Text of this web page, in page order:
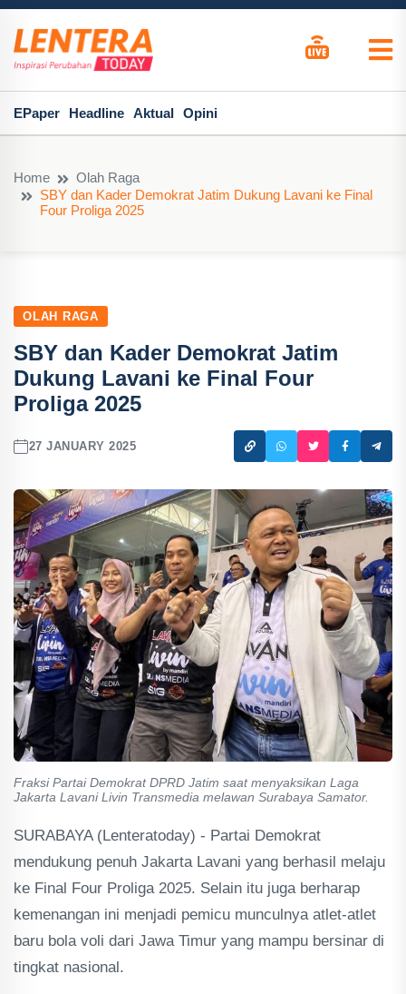
EPaper Headline Aktual Opini
Home
Olah Raga
SBY dan Kader Demokrat Jatim Dukung Lavani ke Final
Four Proliga 2025
OLAH RAGA
SBY dan Kader Demokrat Jatim
Dukung Lavani ke Final Four
Proliga 2025
27 JANUARY 2025
Fraksi Partai Demokrat DPRD Jatim saat menyaksikan Laga
Jakarta Lavani Livin Transmedia melawan Surabaya Samator.
SURABAYA (Lenteratoday) - Partai Demokrat
mendukung penuh Jakarta Lavani yang berhasil melaju
ke Final Four Proliga 2025. Selain itu juga berharap
kemenangan ini menjadi pemicu munculnya atlet-atlet
baru bola voli dari Jawa Timur yang mampu bersinar di
tingkat nasional.